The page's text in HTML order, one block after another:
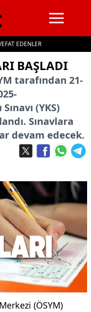
EDENLER
BAŞLADI
tarafından 21-
(YKS)
Sınavlara
devam edecek.
(ÖSYM)